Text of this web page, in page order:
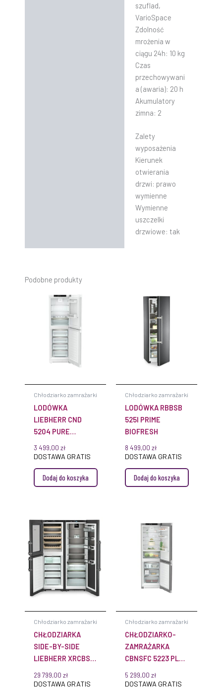
szuflad,
VarioSpace
Zdolność
mrożenia w
ciągu 24h: 10 kg
Czas
przechowywani
a (awaria): 20 h
Akumulatory
zimna: 2
Zalety
wyposażenia
Kierunek
otwierania
drzwi: prawo
wymienne
Wymienne
uszczelki
drzwiowe: tak
Podobne produkty
Chłodziarko zamrażarki
LODÓWKA
LIEBHERR CND
5204 PURE
NOFROST
3 499,00 zł
DOSTAWA GRATIS
Dodaj do koszyka
Chłodziarko zamrażarki
LODÓWKA RBBSB
525I PRIME
BIOFRESH
8 499,00 zł
DOSTAWA GRATIS
Dodaj do koszyka
Chłodziarko zamrażarki
CHŁODZIARKA
SIDE-BY-SIDE
LIEBHERR XRCBS
BIOFRESH
29 799,00 zł
DOSTAWA GRATIS
Chłodziarko zamrażarki
CHŁODZIARKO-
ZAMRAŻARKA
CBNSFC 5223 PLUS
NOFROST
5 299,00 zł
DOSTAWA GRATIS